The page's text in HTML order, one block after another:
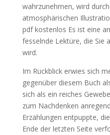
wahrzunehmen, wird
atmosphärischen
pdf kostenlos Es ist eine
fesselnde Lektüre, die Sie
wird.
Im Rückblick erwies sich
gegenüber diesem Buch
sich als ein reiches
zum Nachdenken
Erzählungen entpuppte,
Ende der letzten Seite